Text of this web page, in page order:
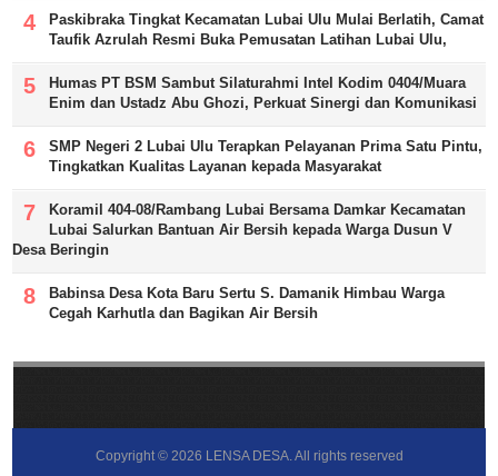
Paskibraka Tingkat Kecamatan Lubai Ulu Mulai Berlatih, Camat
Taufik Azrulah Resmi Buka Pemusatan Latihan Lubai Ulu,
Humas PT BSM Sambut Silaturahmi Intel Kodim 0404/Muara
Enim dan Ustadz Abu Ghozi, Perkuat Sinergi dan Komunikasi
SMP Negeri 2 Lubai Ulu Terapkan Pelayanan Prima Satu Pintu,
Tingkatkan Kualitas Layanan kepada Masyarakat
Koramil 404-08/Rambang Lubai Bersama Damkar Kecamatan
Lubai Salurkan Bantuan Air Bersih kepada Warga Dusun V
Desa Beringin
Babinsa Desa Kota Baru Sertu S. Damanik Himbau Warga
Cegah Karhutla dan Bagikan Air Bersih
Copyright © 2026 LENSA DESA. All rights reserved